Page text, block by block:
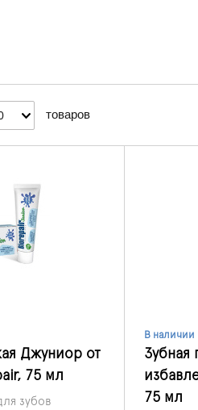
товаров
Джуниор от
75 мл
зубов
В наличии
Зубная
75 мл